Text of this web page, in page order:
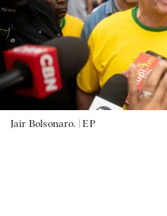
Jair Bolsonaro. |EP